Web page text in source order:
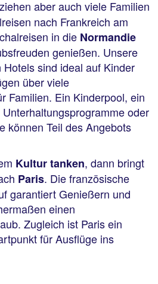
ziehen aber auch viele Familien
nach Frankreich am
in die Normandie
genießen. Unsere
sind ideal auf Kinder
über viele
Familien. Ein Kinderpool, ein
oder
können Teil des Angebots
Kultur tanken, dann bringt
Paris. Die französische
garantiert Genießern und
einen
Zugleich ist Paris ein
für Ausflüge ins